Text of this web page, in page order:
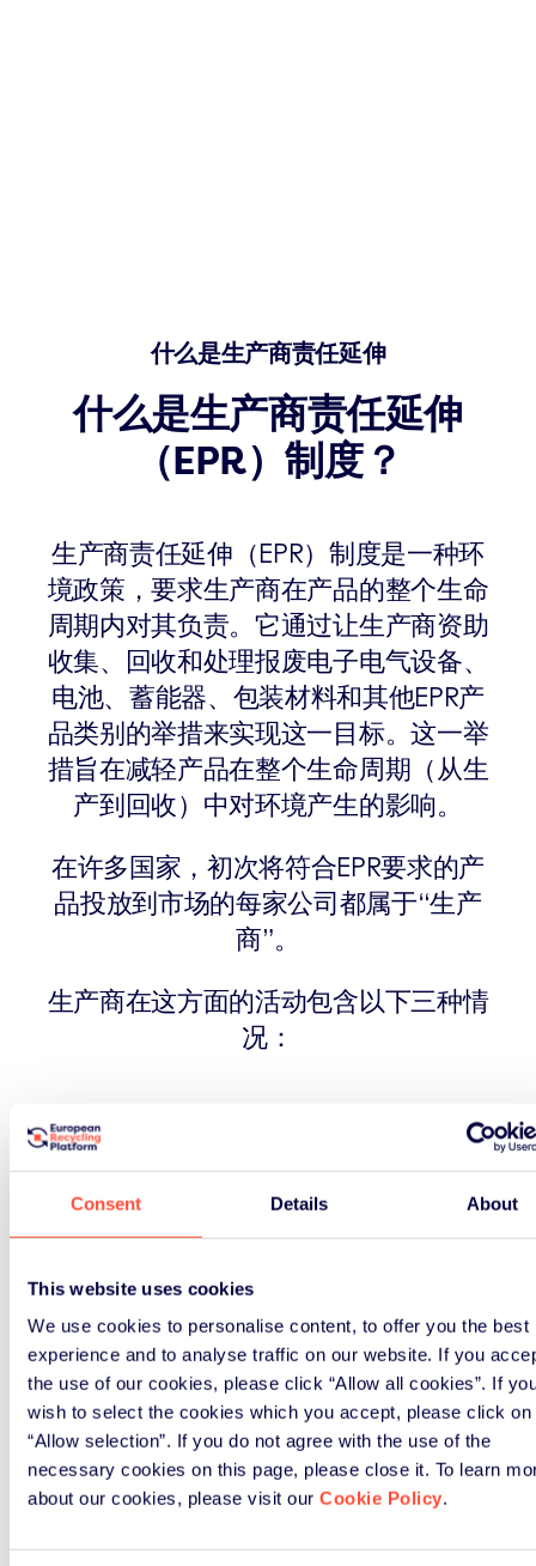
Consent Details About
This website uses cookies
We use cookies to personalise content, to offer you the best
experience and to analyse traffic on our website. If you
the use of our cookies, please click “Allow all cookies”. If
wish to select the cookies which you accept, please click on
“Allow selection”. If you do not agree with the use of the
necessary cookies on this page, please close it. To learn
about our cookies, please visit our Cookie Policy.
什么是生产商责任延伸
什么是生产商责任延伸
（EPR）制度？
生产商责任延伸（EPR）制度是一种环
境政策，要求生产商在产品的整个生命
周期内对其负责。它通过让生产商资助
收集、回收和处理报废电子电气设备、
电池、蓄能器、包装材料和其他EPR产
品类别的举措来实现这一目标。这一举
措旨在减轻产品在整个生命周期（从生
产到回收）中对环境产生的影响。
在许多国家，初次将符合EPR要求的产
品投放到市场的每家公司都属于“生产
商”。
生产商在这方面的活动包含以下三种情
况：
进口产品
在境外销售产品